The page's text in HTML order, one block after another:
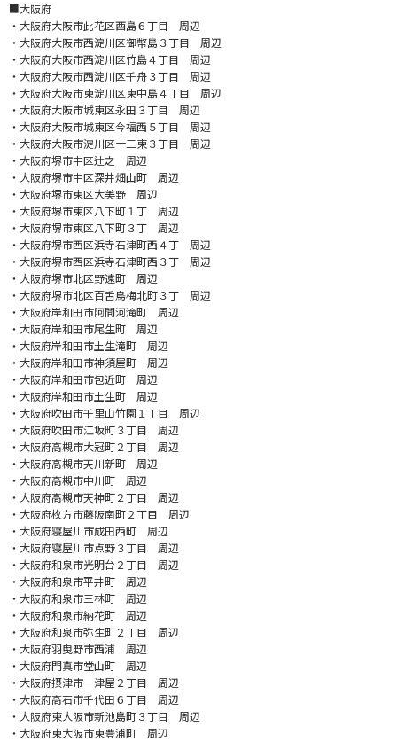
■大阪府
・大阪府大阪市此花区酉島６丁目 周辺
・大阪府大阪市西淀川区御幣島３丁目 周辺
・大阪府大阪市西淀川区竹島４丁目 周辺
・大阪府大阪市西淀川区千舟３丁目 周辺
・大阪府大阪市東淀川区東中島４丁目 周辺
・大阪府大阪市城東区永田３丁目 周辺
・大阪府大阪市城東区今福西５丁目 周辺
・大阪府大阪市淀川区十三東３丁目 周辺
・大阪府堺市中区辻之 周辺
・大阪府堺市中区深井畑山町 周辺
・大阪府堺市東区大美野 周辺
・大阪府堺市東区八下町１丁 周辺
・大阪府堺市東区八下町３丁 周辺
・大阪府堺市西区浜寺石津町西４丁 周辺
・大阪府堺市西区浜寺石津町西３丁 周辺
・大阪府堺市北区野遠町 周辺
・大阪府堺市北区百舌鳥梅北町３丁 周辺
・大阪府岸和田市阿間河滝町 周辺
・大阪府岸和田市尾生町 周辺
・大阪府岸和田市土生滝町 周辺
・大阪府岸和田市神須屋町 周辺
・大阪府岸和田市包近町 周辺
・大阪府岸和田市土生町 周辺
・大阪府吹田市千里山竹園１丁目 周辺
・大阪府吹田市江坂町３丁目 周辺
・大阪府高槻市大冠町２丁目 周辺
・大阪府高槻市天川新町 周辺
・大阪府高槻市中川町 周辺
・大阪府高槻市天神町２丁目 周辺
・大阪府枚方市藤阪南町２丁目 周辺
・大阪府寝屋川市成田西町 周辺
・大阪府寝屋川市点野３丁目 周辺
・大阪府和泉市光明台２丁目 周辺
・大阪府和泉市平井町 周辺
・大阪府和泉市三林町 周辺
・大阪府和泉市納花町 周辺
・大阪府和泉市弥生町２丁目 周辺
・大阪府羽曳野市西浦 周辺
・大阪府門真市堂山町 周辺
・大阪府摂津市一津屋２丁目 周辺
・大阪府高石市千代田６丁目 周辺
・大阪府東大阪市新池島町３丁目 周辺
・大阪府東大阪市東豊浦町 周辺